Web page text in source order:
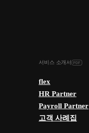
서비스 소개서
flex
HR Partner
Payroll Partner
고객 사례집